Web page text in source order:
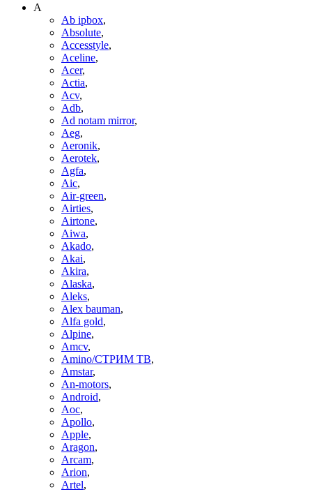
A
Ab ipbox,
Absolute,
Accesstyle,
Aceline,
Acer,
Actia,
Acv,
Adb,
Ad notam mirror,
Aeg,
Aeronik,
Aerotek,
Agfa,
Aic,
Air-green,
Airties,
Airtone,
Aiwa,
Akado,
Akai,
Akira,
Alaska,
Aleks,
Alex bauman,
Alfa gold,
Alpine,
Amcv,
Amino/СТРИМ ТВ,
Amstar,
An-motors,
Android,
Aoc,
Apollo,
Apple,
Aragon,
Arcam,
Arion,
Artel,